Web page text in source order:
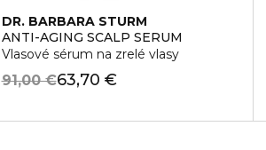
DR. BARBARA STURM
ANTI-AGING SCALP SERUM
Vlasové sérum na zrelé vlasy
63,70 €
91,00 €